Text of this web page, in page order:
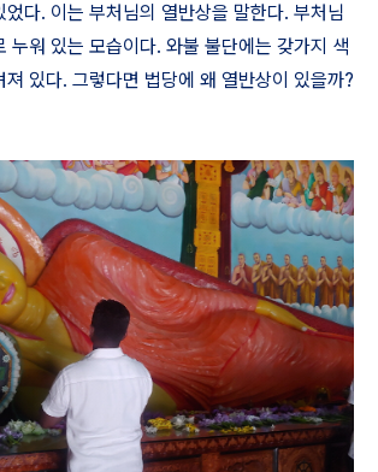
었다. 이는 부처님의 열반상을 말한다. 부처님
누워 있는 모습이다. 와불 불단에는 갖가지 색
져 있다. 그렇다면 법당에 왜 열반상이 있을까?